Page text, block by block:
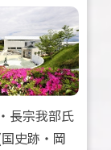
長宗我部氏
史跡・岡